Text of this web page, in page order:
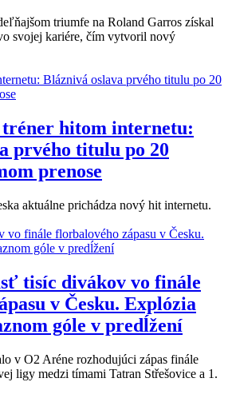
triumfe na Roland Garros získal
svojej kariére, čím vytvoril nový
tréner hitom internetu:
prvého titulu po 20
prenose
aktuálne prichádza nový hit internetu.
tisíc divákov vo finále
v Česku. Explózia
góle v predĺžení
v O2 Aréne rozhodujúci zápas finále
ligy medzi tímami Tatran Střešovice a 1.